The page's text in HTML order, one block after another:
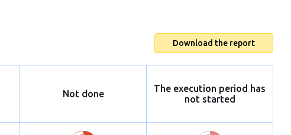
Download the report
Not done
The execution period has
not started